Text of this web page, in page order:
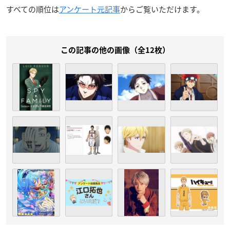
すべての順位はアンケート元記事からご覧いただけます。
この記事の他の画像（全12枚）